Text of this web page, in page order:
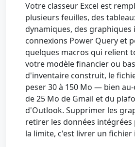
Votre classeur Excel est
plusieurs feuilles, des
dynamiques, des graphiques
connexions Power Query et
quelques macros qui relient
votre modèle financier ou
d'inventaire construit, le
peser 30 à 150 Mo — bien
de 25 Mo de Gmail et du
d'Outlook. Supprimer les
retirer les données
la limite, c'est livrer un fichier